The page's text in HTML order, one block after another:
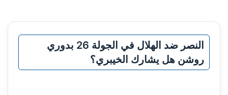
النصر ضد الهلال في الجولة 26 بدوري
روشن هل يشارك الخيبري؟